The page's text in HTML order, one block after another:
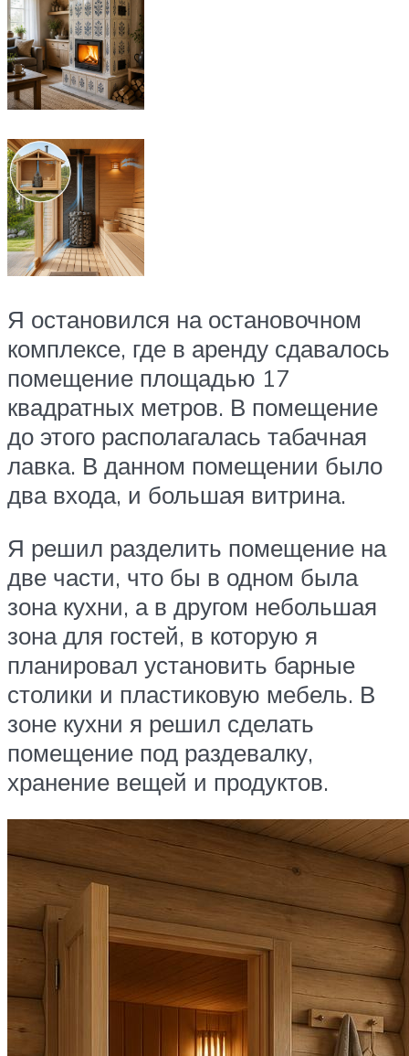
Я остановился на остановочном
комплексе, где в аренду сдавалось
помещение площадью 17
квадратных метров. В помещение
до этого располагалась табачная
лавка. В данном помещении было
два входа, и большая витрина.
Я решил разделить помещение на
две части, что бы в одном была
зона кухни, а в другом небольшая
зона для гостей, в которую я
планировал установить барные
столики и пластиковую мебель. В
зоне кухни я решил сделать
помещение под раздевалку,
хранение вещей и продуктов.